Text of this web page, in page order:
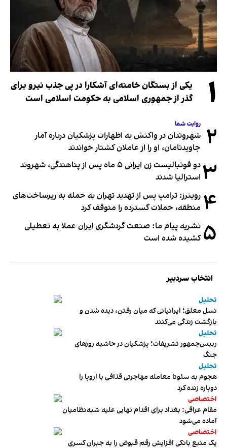
۱
یکی از بستگان خامنه‌ای آشکارا در پی جذب نیرو برای
گذر از جمهوری اسلامی به حکومت اسلامی است
۲ روایت شما
شهروندان در واکنش به اظهارات پزشکیان درباره آمار
جاویدنامان، او را از عاملان کشتار خواندند
۳
دو فوتبالیست زن ایرانی ۵ ماه پس از پناهندگی، شهروند
استرالیا شدند
۴ رویترز: ترامپ پس از تهدید تهران به حمله به زیرساخت‌های
منطقه، حملات گسترده را متوقف کرد
۵ نشریه پیام ما: صنعت گردشگری ایران عملا به تعطیلی
کشیده شده است
انتخاب سردبیر
تحلیل
نسل معلق؛ ایرانیانی که میان رفتن، دیده شدن و
بازگشت زندگی می‌کنند
تحلیل
رییس‌جمهور تشریفات؛ پزشکیان در حاشیه روزهای
جنگ
تحلیل
هجوم به سئوتا معامله مهاجرتی قذافی با اروپا را
دوباره زنده کرد
اختصاصی
مقام عراقی: بغداد برای اقدام نهایی علیه شبه‌نظامیان
آماده می‌شود
اختصاصی
یک منبع بانکی افزایش رقم قبوض را به جبران کسری